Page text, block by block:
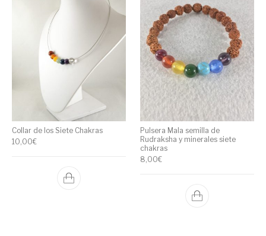
Collar de los Siete Chakras
10,00€
Pulsera Mala semilla de
Rudraksha y minerales siete
chakras
8,00€